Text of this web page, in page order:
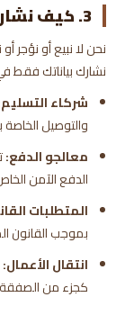
3. كيف نشارك معلوماتك
نحن لا نبيع أو نؤجر
نشارك بياناتك فقط في
شركاء
والتوصيل
معالجو الدفع:
الدفع الآمن
المتطلبات
بموجب
انتقال الأعمال:
كجزء من الصفقة